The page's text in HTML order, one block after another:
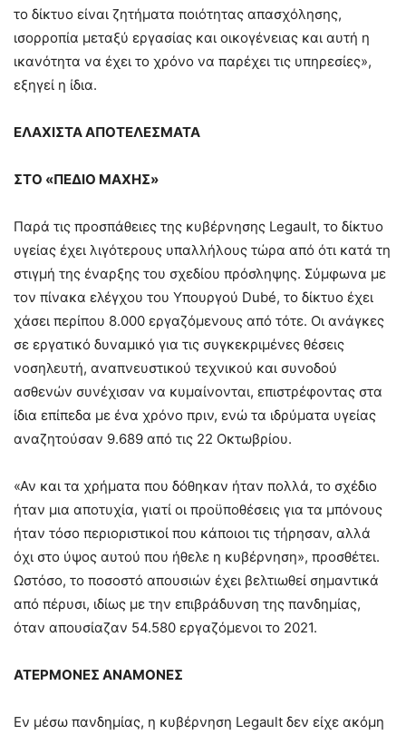
το δίκτυο είναι ζητήματα ποιότητας απασχόλησης,
ισορροπία μεταξύ εργασίας και οικογένειας και αυτή η
ικανότητα να έχει το χρόνο να παρέχει τις υπηρεσίες»,
εξηγεί η ίδια.
ΕΛΑΧΙΣΤΑ ΑΠΟΤΕΛΕΣΜΑΤΑ
ΣΤΟ «ΠΕΔΙΟ ΜΑΧΗΣ»
Παρά τις προσπάθειες της κυβέρνησης Legault, το δίκτυο
υγείας έχει λιγότερους υπαλλήλους τώρα από ότι κατά τη
στιγμή της έναρξης του σχεδίου πρόσληψης. Σύμφωνα με
τον πίνακα ελέγχου του Υπουργού Dubé, το δίκτυο έχει
χάσει περίπου 8.000 εργαζόμενους από τότε. Οι ανάγκες
σε εργατικό δυναμικό για τις συγκεκριμένες θέσεις
νοσηλευτή, αναπνευστικού τεχνικού και συνοδού
ασθενών συνέχισαν να κυμαίνονται, επιστρέφοντας στα
ίδια επίπεδα με ένα χρόνο πριν, ενώ τα ιδρύματα υγείας
αναζητούσαν 9.689 από τις 22 Οκτωβρίου.
«Αν και τα χρήματα που δόθηκαν ήταν πολλά, το σχέδιο
ήταν μια αποτυχία, γιατί οι προϋποθέσεις για τα μπόνους
ήταν τόσο περιοριστικοί που κάποιοι τις τήρησαν, αλλά
όχι στο ύψος αυτού που ήθελε η κυβέρνηση», προσθέτει.
Ωστόσο, το ποσοστό απουσιών έχει βελτιωθεί σημαντικά
από πέρυσι, ιδίως με την επιβράδυνση της πανδημίας,
όταν απουσίαζαν 54.580 εργαζόμενοι το 2021.
ΑΤΕΡΜΟΝΕΣ ΑΝΑΜΟΝΕΣ
Εν μέσω πανδημίας, η κυβέρνηση Legault δεν είχε ακόμη